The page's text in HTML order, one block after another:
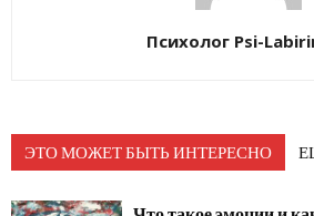
Психолог Psi-
ЭТО МОЖЕТ БЫТЬ ИНТЕРЕСНО